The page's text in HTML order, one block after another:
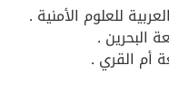
للعلوم الأمنية .
البحرين .
أم القري .